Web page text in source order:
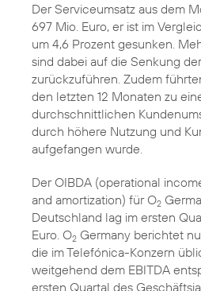
Der Serviceumsatz aus dem
697 Mio. Euro, er ist im
um 4,6 Prozent gesunken.
sind dabei auf die Senkung
zurückzuführen. Zudem
den letzten 12 Monaten zu
durchschnittlichen
durch höhere Nutzung und
aufgefangen wurde.
Der OIBDA (operational
and amortization) für O2
Deutschland lag im ersten
Euro. O2 Germany berichtet
die im Telefónica-Konzern
weitgehend dem EBITDA
ersten Quartal des